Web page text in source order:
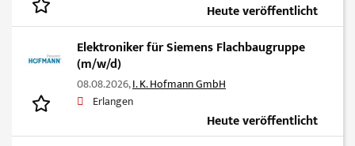
Heute veröffentlicht
Elektroniker für Siemens Flachbaugruppe
(m/w/d)
08.08.2026,I. K. Hofmann GmbH
Erlangen
Heute veröffentlicht